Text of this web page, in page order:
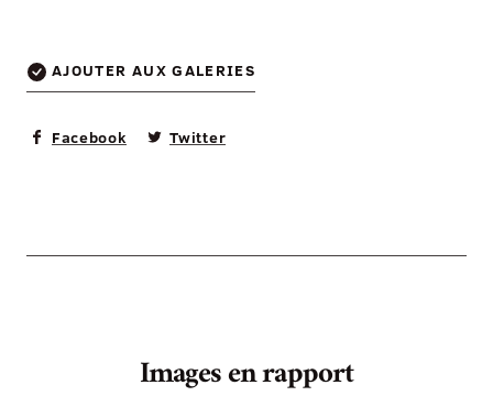
AJOUTER AUX GALERIES
Facebook Twitter
Images en rapport